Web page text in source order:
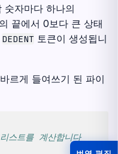
자마다 하나의
끝에서 0보다 큰 상태
DEDENT 토큰이 생성됩니
르게 들여쓰기 된 파이
트를 계산합니다